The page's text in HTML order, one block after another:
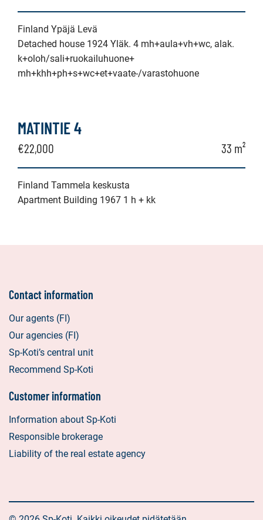
Finland Ypäjä Levä
Detached house 1924 Yläk. 4 mh+aula+vh+wc, alak.
k+oloh/sali+ruokailuhuone+
mh+khh+ph+s+wc+et+vaate-/varastohuone
MATINTIE 4
€22,000 33 m²
Finland Tammela keskusta
Apartment Building 1967 1 h + kk
Contact information
Our agents (FI)
Our agencies (FI)
Sp-Koti’s central unit
Recommend Sp-Koti
Customer information
Information about Sp-Koti
Responsible brokerage
Liability of the real estate agency